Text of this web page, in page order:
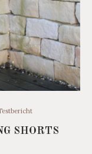
SHORTS